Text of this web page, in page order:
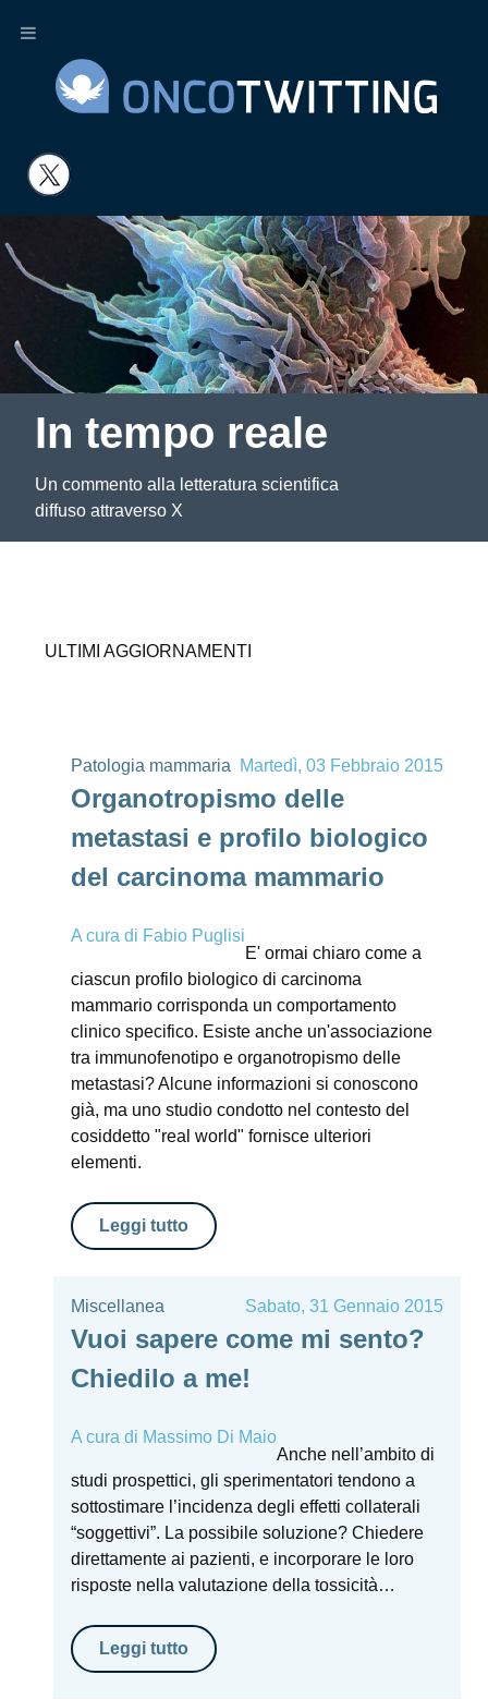
In tempo reale
Un commento alla letteratura scientifica
diffuso attraverso X
ULTIMI AGGIORNAMENTI
Patologia mammaria Martedì, 03 Febbraio 2015
Organotropismo delle
metastasi e profilo biologico
del carcinoma mammario
A cura di Fabio Puglisi
E' ormai chiaro come a
ciascun profilo biologico di carcinoma
mammario corrisponda un comportamento
clinico specifico. Esiste anche un'associazione
tra immunofenotipo e organotropismo delle
metastasi? Alcune informazioni si conoscono
già, ma uno studio condotto nel contesto del
cosiddetto "real world" fornisce ulteriori
elementi.
Leggi tutto
Miscellanea Sabato, 31 Gennaio 2015
Vuoi sapere come mi sento?
Chiedilo a me!
A cura di Massimo Di Maio
Anche nell’ambito di
studi prospettici, gli sperimentatori tendono a
sottostimare l’incidenza degli effetti collaterali
“soggettivi”. La possibile soluzione? Chiedere
direttamente ai pazienti, e incorporare le loro
risposte nella valutazione della tossicità…
Leggi tutto